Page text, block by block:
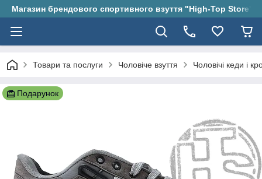
Магазин брендового спортивного взуття "High-Top Store"
Товари та послуги Чоловіче взуття Чоловічі кеди і
Подарунок